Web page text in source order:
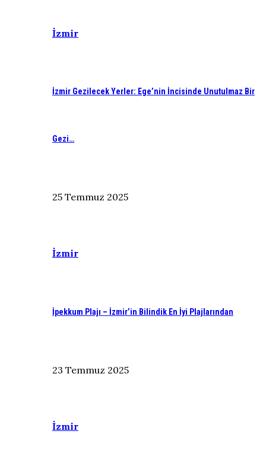
İzmir
İzmir Gezilecek Yerler: Ege’nin İncisinde Unutulmaz Bir
Gezi…
25 Temmuz 2025
İzmir
İpekkum Plajı – İzmir’in Bilindik En İyi Plajlarından
23 Temmuz 2025
İzmir